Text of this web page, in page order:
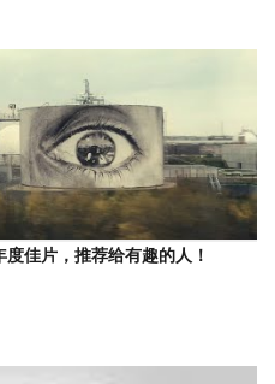
佳片，推荐给有趣的人！